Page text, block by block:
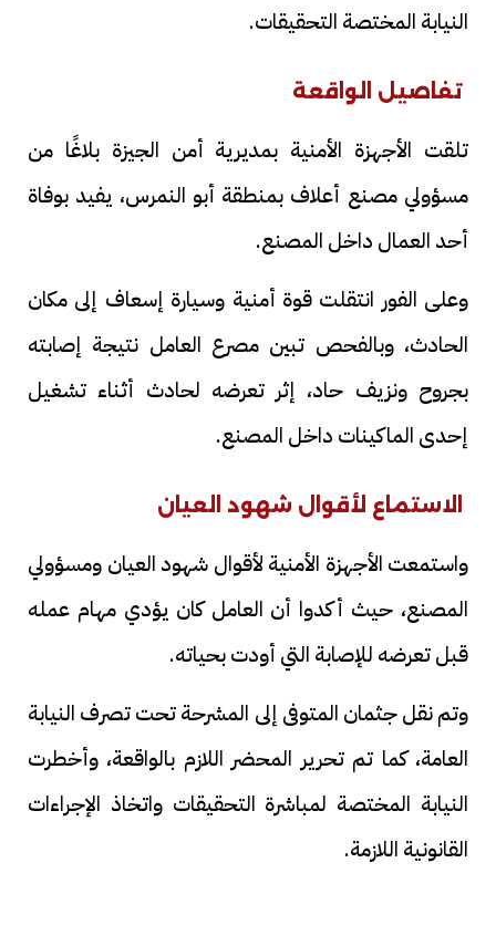
النيابة المختصة التحقيقات.
تفاصيل الواقعة
تلقت الأجهزة الأمنية بمديرية أمن الجيزة بلاغًا من
مسؤولي مصنع أعلاف بمنطقة أبو النمرس، يفيد بوفاة
أحد العمال داخل المصنع.
وعلى الفور انتقلت قوة أمنية وسيارة إسعاف إلى مكان
الحادث، وبالفحص تبين مصرع العامل نتيجة إصابته
بجروح ونزيف حاد، إثر تعرضه لحادث أثناء تشغيل
إحدى الماكينات داخل المصنع.
الاستماع لأقوال شهود العيان
واستمعت الأجهزة الأمنية لأقوال شهود العيان ومسؤولي
المصنع، حيث أكدوا أن العامل كان يؤدي مهام عمله
قبل تعرضه للإصابة التي أودت بحياته.
وتم نقل جثمان المتوفى إلى المشرحة تحت تصرف النيابة
العامة، كما تم تحرير المحضر اللازم بالواقعة، وأخطرت
النيابة المختصة لمباشرة التحقيقات واتخاذ الإجراءات
القانونية اللازمة.